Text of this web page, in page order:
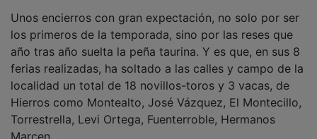
los primeros de la temporada, sino por las reses que
año tras año suelta la peña taurina. Y es que, en sus 8
ferias realizadas, ha soltado a las calles y campo de la
localidad un total de 18 novillos-toros y 3 vacas, de
Hierros como Montealto, José Vázquez, El Montecillo,
Torrestrella, Levi Ortega, Fuenterroble, Hermanos
Marcen…